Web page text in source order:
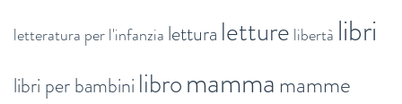
letteratura per l'infanzia lettura letture libertà libri
libri per bambini libromamma mamme